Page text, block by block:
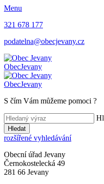
Menu
321 678 177
podatelna@obecjevany.cz
ObecJevany
ObecJevany
S čím Vám můžeme pomoci ?
Hledat
rozšířené vyhledávání
Obecní úřad Jevany
Černokostelecká 49
281 66 Jevany